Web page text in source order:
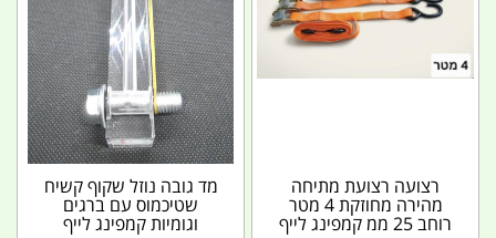
רצועה רצועת מתיחה
מהירה מחוזקת 4 מטר
רוחב 25 ממ קמפינג לייף
מד גובה נוזל שקוף קשיח
שטיכמוס עם ברגים
וגומיות קמפינג לייף